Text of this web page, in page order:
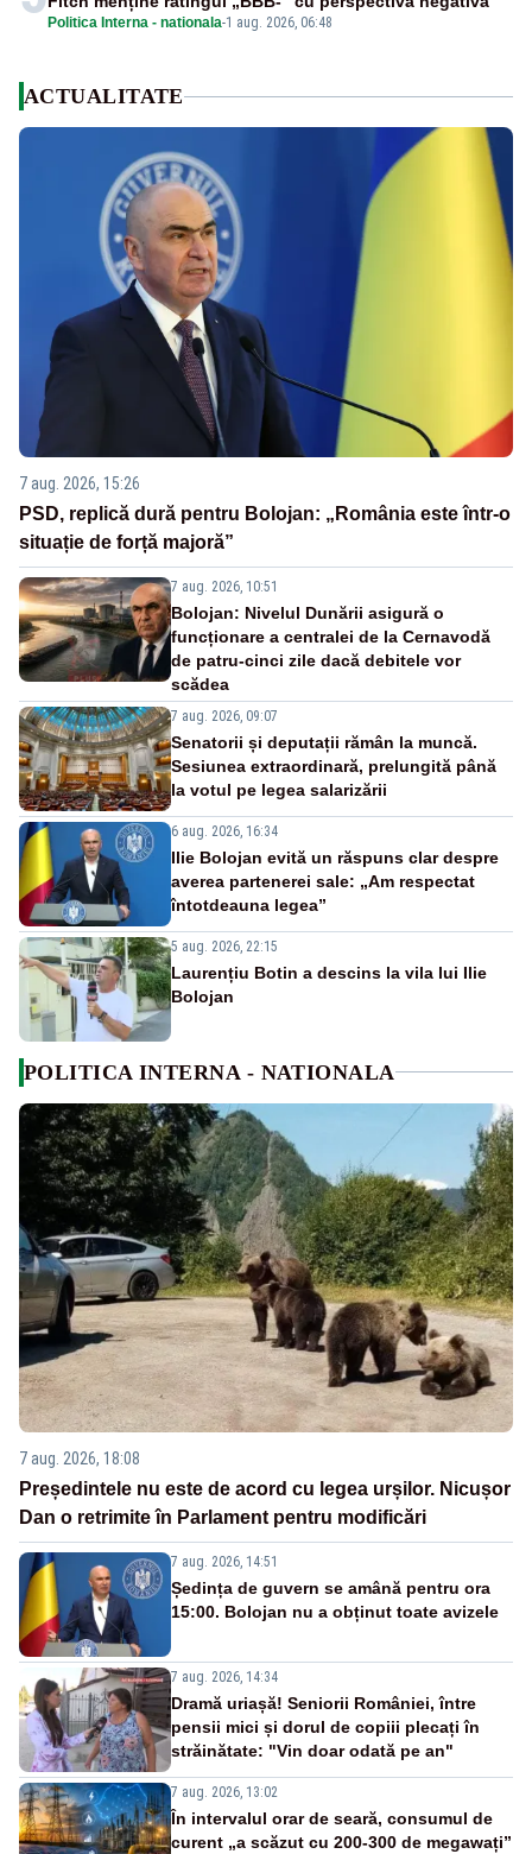
Politica Interna - nationala-1 aug. 2026, 06:48
ACTUALITATE
7 aug. 2026, 15:26
PSD, replică dură pentru Bolojan: „România este într-o
situație de forță majoră”
7 aug. 2026, 10:51
Bolojan: Nivelul Dunării asigură o
funcționare a centralei de la Cernavodă
de patru-cinci zile dacă debitele vor
scădea
7 aug. 2026, 09:07
Senatorii și deputații rămân la muncă.
Sesiunea extraordinară, prelungită până
la votul pe legea salarizării
6 aug. 2026, 16:34
Ilie Bolojan evită un răspuns clar despre
averea partenerei sale: „Am respectat
întotdeauna legea”
5 aug. 2026, 22:15
Laurențiu Botin a descins la vila lui Ilie
Bolojan
POLITICA INTERNA - NATIONALA
7 aug. 2026, 18:08
Președintele nu este de acord cu legea urșilor. Nicușor
Dan o retrimite în Parlament pentru modificări
7 aug. 2026, 14:51
Ședința de guvern se amână pentru ora
15:00. Bolojan nu a obținut toate avizele
7 aug. 2026, 14:34
Dramă uriașă! Seniorii României, între
pensii mici și dorul de copiii plecați în
străinătate: "Vin doar odată pe an"
7 aug. 2026, 13:02
În intervalul orar de seară, consumul de
curent „a scăzut cu 200-300 de megawați”